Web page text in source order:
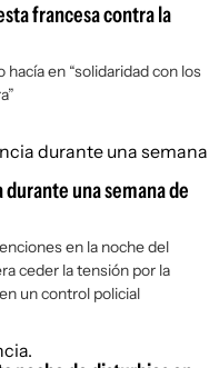
francesa contra la
en “solidaridad con los
una semana de
en la noche del
ceder la tensión por la
un control policial